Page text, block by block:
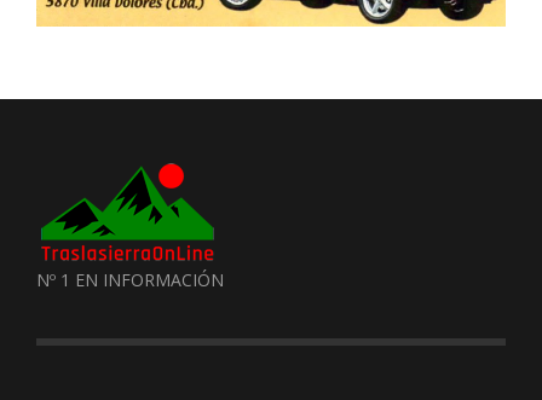
Nº 1 EN INFORMACIÓN